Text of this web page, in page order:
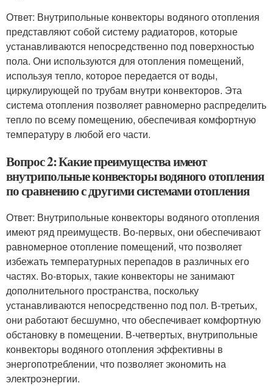
Ответ: Внутрипольные конвекторы водяного отопления
представляют собой систему радиаторов, которые
устанавливаются непосредственно под поверхностью
пола. Они используются для отопления помещений,
используя тепло, которое передается от воды,
циркулирующей по трубам внутри конвекторов. Эта
система отопления позволяет равномерно распределить
тепло по всему помещению, обеспечивая комфортную
температуру в любой его части.
Вопрос 2: Какие преимущества имеют
внутрипольные конвекторы водяного отопления
по сравнению с другими системами отопления
Ответ: Внутрипольные конвекторы водяного отопления
имеют ряд преимуществ. Во-первых, они обеспечивают
равномерное отопление помещений, что позволяет
избежать температурных перепадов в различных его
частях. Во-вторых, такие конвекторы не занимают
дополнительного пространства, поскольку
устанавливаются непосредственно под пол. В-третьих,
они работают бесшумно, что обеспечивает комфортную
обстановку в помещении. В-четвертых, внутрипольные
конвекторы водяного отопления эффективны в
энергопотреблении, что позволяет экономить на
электроэнергии.